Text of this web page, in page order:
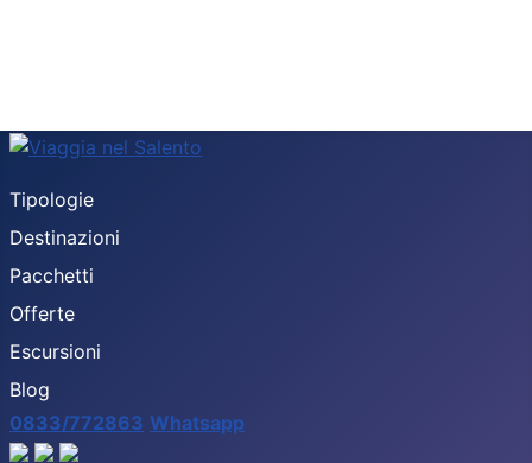
Tipologie
Destinazioni
Pacchetti
Offerte
Escursioni
Blog
0833/772863 Whatsapp